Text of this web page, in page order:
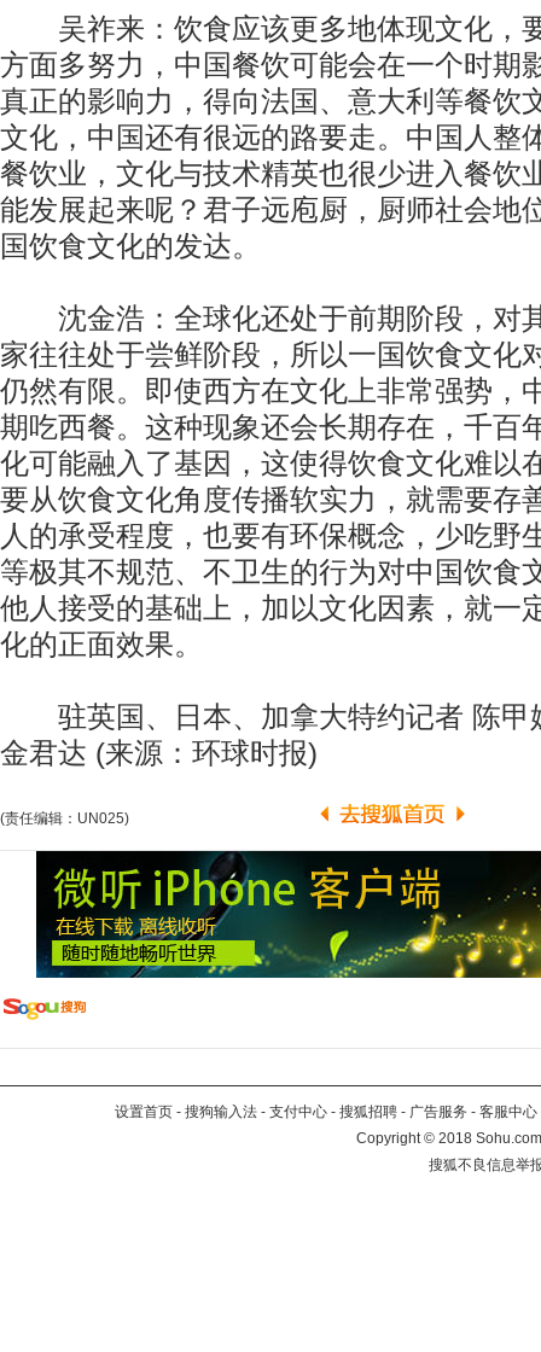
吴祚来：饮食应该更多地体现文化，
方面多努力，中国餐饮可能会在一个时期
真正的影响力，得向法国、意大利等餐饮
文化，中国还有很远的路要走。中国人整
餐饮业，文化与技术精英也很少进入餐饮
能发展起来呢？君子远庖厨，厨师社会地
国饮食文化的发达。
沈金浩：全球化还处于前期阶段，对
家往往处于尝鲜阶段，所以一国饮食文化
仍然有限。即使西方在文化上非常强势，
期吃西餐。这种现象还会长期存在，千百
化可能融入了基因，这使得饮食文化难以
要从饮食文化角度传播软实力，就需要存
人的承受程度，也要有环保概念，少吃野
等极其不规范、不卫生的行为对中国饮食
他人接受的基础上，加以文化因素，就一
化的正面效果。
驻英国、日本、加拿大特约记者 陈甲
金君达 (来源：环球时报)
(责任编辑：UN025)
设置首页 - 搜狗输入法 - 支付中心 - 搜狐招聘 - 广告服务 - 客服中心
Copyright©2018
搜狐不良信息举